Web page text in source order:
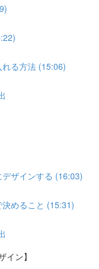
る方法 (15:06)
ザインする (16:03)
めること (15:31)
ン】